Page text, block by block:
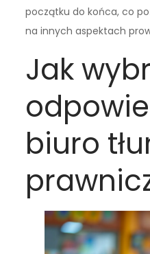
początku do końca, co
na innych aspektach
Jak
biuro